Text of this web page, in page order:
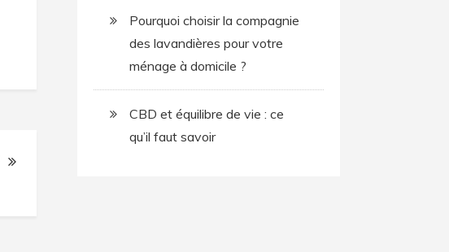
Pourquoi choisir la compagnie
des lavandières pour votre
ménage à domicile ?
CBD et équilibre de vie : ce
qu’il faut savoir